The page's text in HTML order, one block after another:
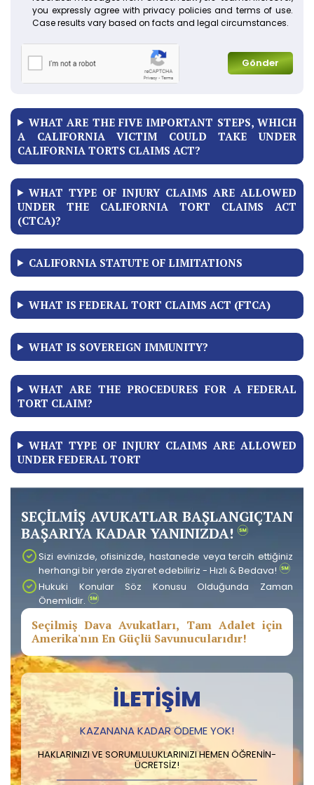
you expressly agree with privacy policies and terms of use.
Case results vary based on facts and legal circumstances.
Gönder
WHAT ARE THE FIVE IMPORTANT STEPS, WHICH
A CALIFORNIA VICTIM COULD TAKE UNDER
CALIFORNIA TORTS CLAIMS ACT?
WHAT TYPE OF INJURY CLAIMS ARE ALLOWED
UNDER THE CALIFORNIA TORT CLAIMS ACT
(CTCA)?
CALIFORNIA STATUTE OF LIMITATIONS
WHAT IS FEDERAL TORT CLAIMS ACT (FTCA)
WHAT IS SOVEREIGN IMMUNITY?
WHAT ARE THE PROCEDURES FOR A FEDERAL
TORT CLAIM?
WHAT TYPE OF INJURY CLAIMS ARE ALLOWED
UNDER FEDERAL TORT
SEÇİLMİŞ AVUKATLAR BAŞLANGIÇTAN
BAŞARIYA KADAR YANINIZDA!
Sizi evinizde, ofisinizde, hastanede veya tercih ettiğiniz
herhangi bir yerde ziyaret edebiliriz - Hızlı & Bedava!
Hukuki Konular Söz Konusu Olduğunda Zaman
Önemlidir.
Seçilmiş Dava Avukatları, Tam Adalet için
Amerika'nın En Güçlü Savunucularıdır!
İLETIŞIM
KAZANANA KADAR ÖDEME YOK!
HAKLARINIZI VE SORUMLULUKLARINIZI HEMEN ÖĞRENIN-
ÜCRETSIZ!